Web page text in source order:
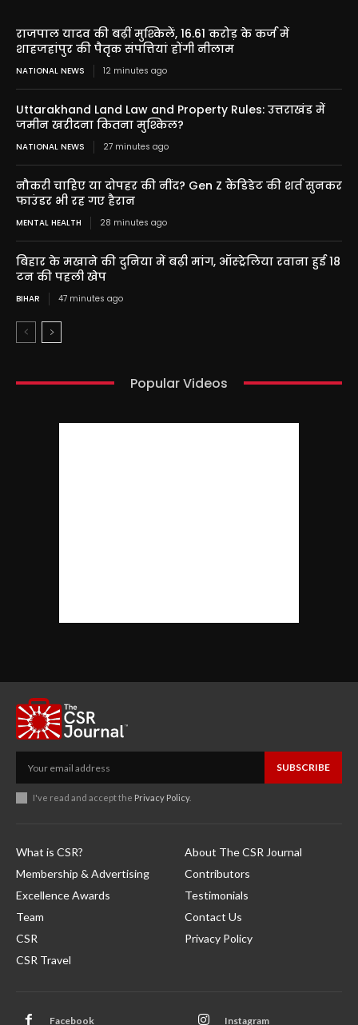
राजपाल यादव की बढ़ीं मुश्किलें, 16.61 करोड़ के कर्ज में
शाहजहांपुर की पैतृक संपत्तियां होंगी नीलाम
NATIONAL NEWS 12 minutes ago
Uttarakhand Land Law and Property Rules: उत्तराखंड में
जमीन खरीदना कितना मुश्किल?
NATIONAL NEWS 27 minutes ago
नौकरी चाहिए या दोपहर की नींद? Gen Z कैंडिडेट की शर्त सुनकर
फाउंडर भी रह गए हैरान
MENTAL HEALTH 28 minutes ago
बिहार के मखाने की दुनिया में बढ़ी मांग, ऑस्ट्रेलिया रवाना हुई 18
टन की पहली खेप
BIHAR 47 minutes ago
Popular Videos
SUBSCRIBE
I've read and accept the Privacy Policy.
What is CSR?
Membership & Advertising
Excellence Awards
Team
CSR
CSR Travel
About The CSR Journal
Contributors
Testimonials
Contact Us
Privacy Policy
Facebook Instagram